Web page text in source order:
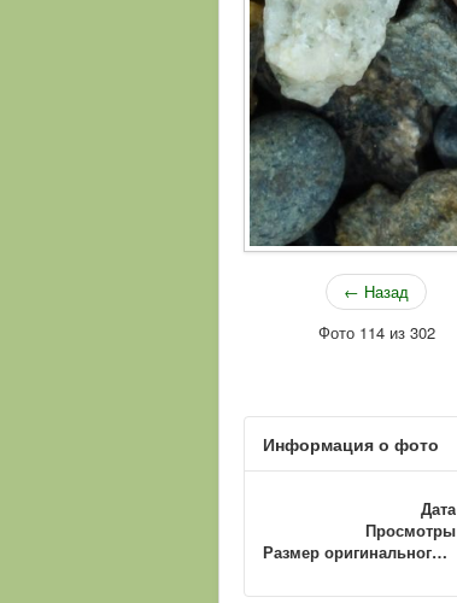
← Назад
Фото 114 из 302
Информация о фото
Дата
Просмотры
Размер оригинального файла